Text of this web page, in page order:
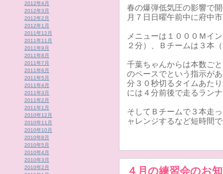
2012年4月
2012年3月
2012年2月
2012年1月
2011年12月
2011年11月
2011年9月
2011年8月
2011年7月
2011年6月
2011年5月
2011年4月
2011年3月
2011年2月
2011年1月
2010年12月
2010年11月
2010年10月
2010年8月
2010年5月
2010年4月
2010年3月
2010年2月
春の爆弾低気圧の影響で
月７日日曜午前中に府中
メニューは１０００Ｍイ
２分）、Ｂチームは３本
千葉ちゃんからは本数ご
のペースでという指示が
分３０秒切るタイムあた
には４分前後で走るラン
そしてＢチームで３本走
ャレンジするなど短時間
４月の練習会のお